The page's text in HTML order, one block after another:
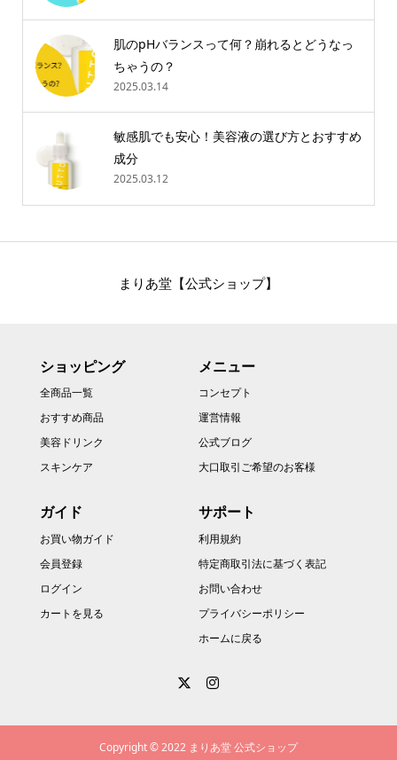
肌のpHバランスって何？崩れるとどうなっ
ちゃうの？
2025.03.14
敏感肌でも安心！美容液の選び方とおすすめ
成分
2025.03.12
まりあ堂【公式ショップ】
ショッピング
全商品一覧
おすすめ商品
美容ドリンク
スキンケア
メニュー
コンセプト
運営情報
公式ブログ
大口取引ご希望のお客様
ガイド
お買い物ガイド
会員登録
ログイン
カートを見る
サポート
利用規約
特定商取引法に基づく表記
お問い合わせ
プライバシーポリシー
ホームに戻る
Copyright © 2022 まりあ堂 公式ショップ